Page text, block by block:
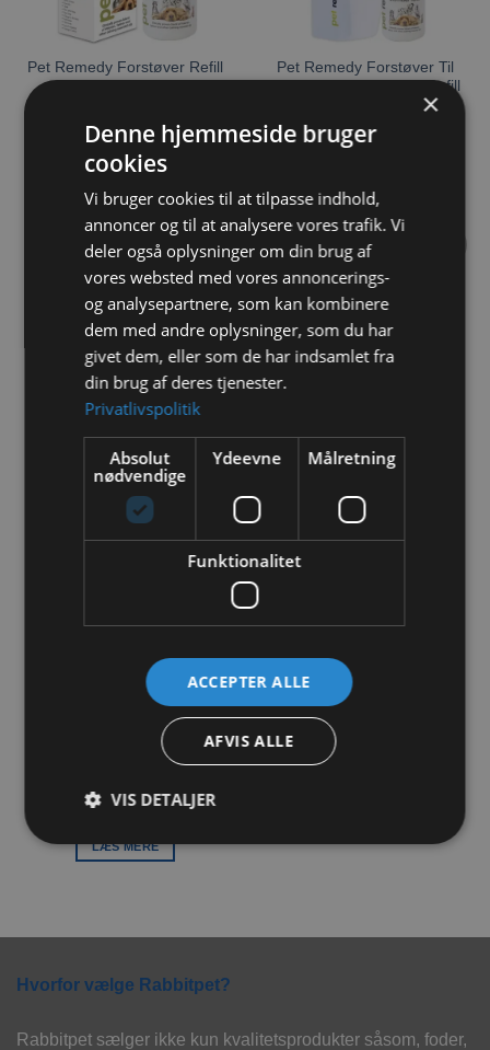
Pet Remedy Forstøver Refill
209,00kr.
TILFØJ TIL KURV
Pet Remedy Forstøver Til
Batteri Inklusiv 250 ml Refill
629,00
Tilføj til
IKKE PÅ LAGER
Pet Remedy Beroligende
64,00kr.
LÆS MERE
IKKE PÅ LAGER
kr.
LÆS MERE
IKKE PÅ LAGER
Pet Remedy Beroligende
299,00
LÆS MERE
Hvorfor vælge Rabbitpet?
Rabbitpet sælger ikke kun kvalitetsprodukter såsom, foder,
×
Denne hjemmeside bruger
cookies
Vi bruger cookies til at tilpasse indhold,
annoncer og til at analysere vores trafik. Vi
deler også oplysninger om din brug af
vores websted med vores annoncerings-
og analysepartnere, som kan kombinere
dem med andre oplysninger, som du har
givet dem, eller som de har indsamlet fra
din brug af deres tjenester.
Privatlivspolitik
Absolut
nødvendige
Ydeevne Målretning
Funktionalitet
ACCEPTER ALLE
AFVIS ALLE
VIS DETALJER